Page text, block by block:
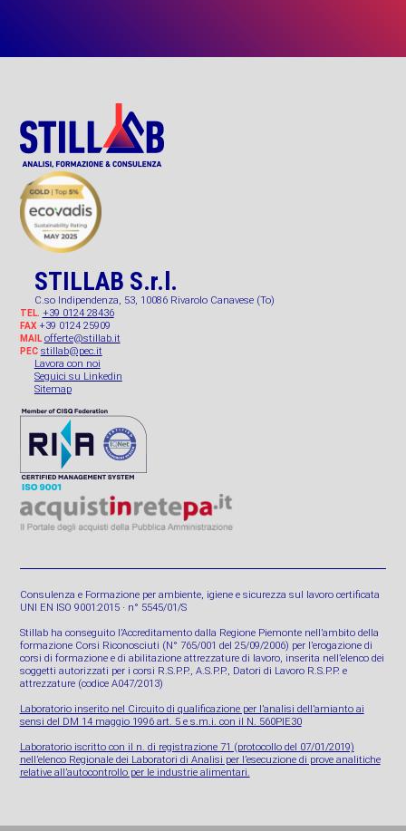
STILLAB S.r.l.
C.so Indipendenza, 53, 10086 Rivarolo Canavese (To)
TEL. +39 0124 28436
FAX+39 0124 25909
MAIL offerte@stillab.it
PEC stillab@pec.it
Lavora con noi
Seguici su Linkedin
Sitemap
Consulenza e Formazione per ambiente, igiene e sicurezza sul lavoro certificata
UNI EN ISO 9001:2015 · n° 5545/01/S
Stillab ha conseguito l’Accreditamento dalla Regione Piemonte nell’ambito della
formazione Corsi Riconosciuti (N° 765/001 del 25/09/2006) per l’erogazione di
corsi di formazione e di abilitazione attrezzature di lavoro, inserita nell’elenco dei
soggetti autorizzati per i corsi R.S.P.P., A.S.P.P., Datori di Lavoro R.S.P.P. e
attrezzature (codice A047/2013)
Laboratorio inserito nel Circuito di qualificazione per l’analisi dell’amianto ai
sensi del DM 14 maggio 1996 art. 5 e s.m.i. con il N. 560PIE30
Laboratorio iscritto con il n. di registrazione 71 (protocollo del 07/01/2019)
nell’elenco Regionale dei Laboratori di Analisi per l’esecuzione di prove analitiche
relative all’autocontrollo per le industrie alimentari.